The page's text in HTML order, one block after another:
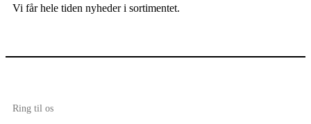
Vi får hele tiden nyheder i sortimentet.
Ring til os